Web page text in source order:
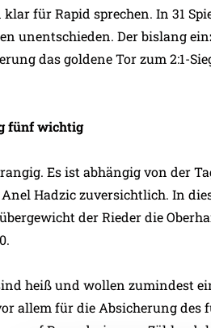
für Rapid sprechen. In 31
unentschieden. Der bislang
das goldene Tor zum 2:1-
fünf wichtig
Es ist abhängig von der
Hadzic zuversichtlich. In
der Rieder die
heiß und wollen zumindest
allem für die Absicherung des